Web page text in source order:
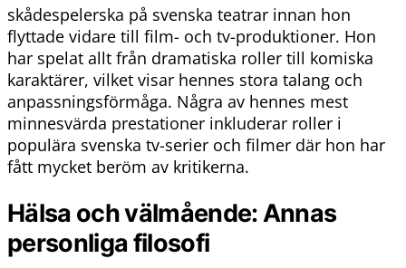
skådespelerska på svenska teatrar innan hon
flyttade vidare till film- och tv-produktioner. Hon
har spelat allt från dramatiska roller till komiska
karaktärer, vilket visar hennes stora talang och
anpassningsförmåga. Några av hennes mest
minnesvärda prestationer inkluderar roller i
populära svenska tv-serier och filmer där hon har
fått mycket beröm av kritikerna.
Hälsa och välmående: Annas
personliga filosofi